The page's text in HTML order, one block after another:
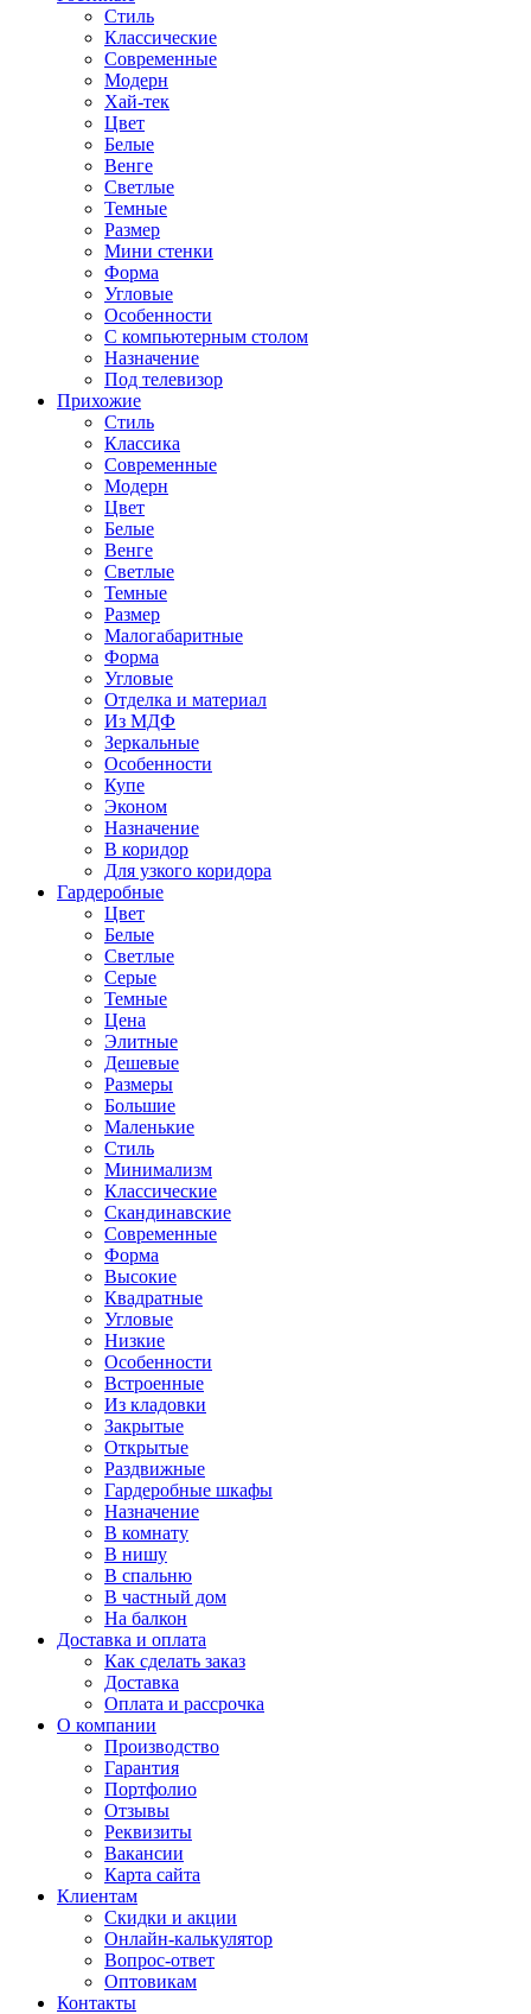
Стиль
Классические
Современные
Модерн
Хай-тек
Цвет
Белые
Венге
Светлые
Темные
Размер
Мини стенки
Форма
Угловые
Особенности
С компьютерным столом
Назначение
Под телевизор
Прихожие
Стиль
Классика
Современные
Модерн
Цвет
Белые
Венге
Светлые
Темные
Размер
Малогабаритные
Форма
Угловые
Отделка и материал
Из МДФ
Зеркальные
Особенности
Купе
Эконом
Назначение
В коридор
Для узкого коридора
Гардеробные
Цвет
Белые
Светлые
Серые
Темные
Цена
Элитные
Дешевые
Размеры
Большие
Маленькие
Стиль
Минимализм
Классические
Скандинавские
Современные
Форма
Высокие
Квадратные
Угловые
Низкие
Особенности
Встроенные
Из кладовки
Закрытые
Открытые
Раздвижные
Гардеробные шкафы
Назначение
В комнату
В нишу
В спальню
В частный дом
На балкон
Доставка и оплата
Как сделать заказ
Доставка
Оплата и рассрочка
О компании
Производство
Гарантия
Портфолио
Отзывы
Реквизиты
Вакансии
Карта сайта
Клиентам
Скидки и акции
Онлайн-калькулятор
Вопрос-ответ
Оптовикам
Контакты